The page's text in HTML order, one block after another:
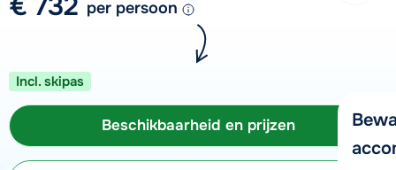
per persoon
Incl. skipas
Beschikbaarheid en prijzen